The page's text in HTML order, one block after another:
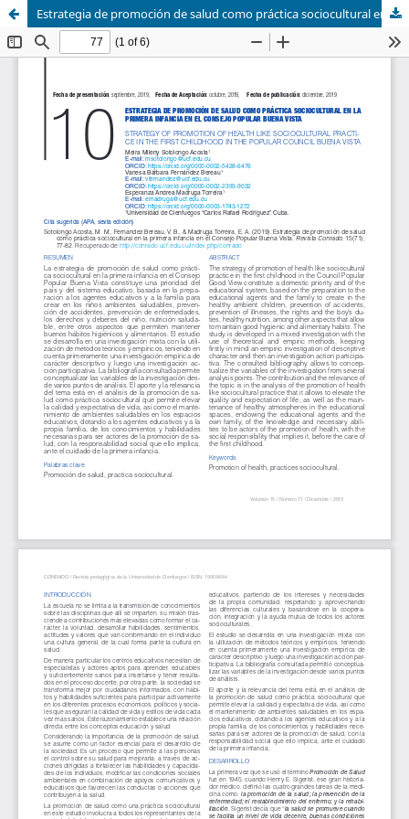
Estrategia de promoción de salud como práctica sociocultural en la primera infancia en el Consejo Popular Buena Vista